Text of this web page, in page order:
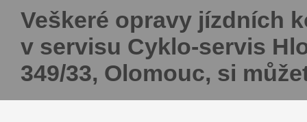
Veškeré opravy jízdních
v servisu Cyklo-servis
349/33, Olomouc, si